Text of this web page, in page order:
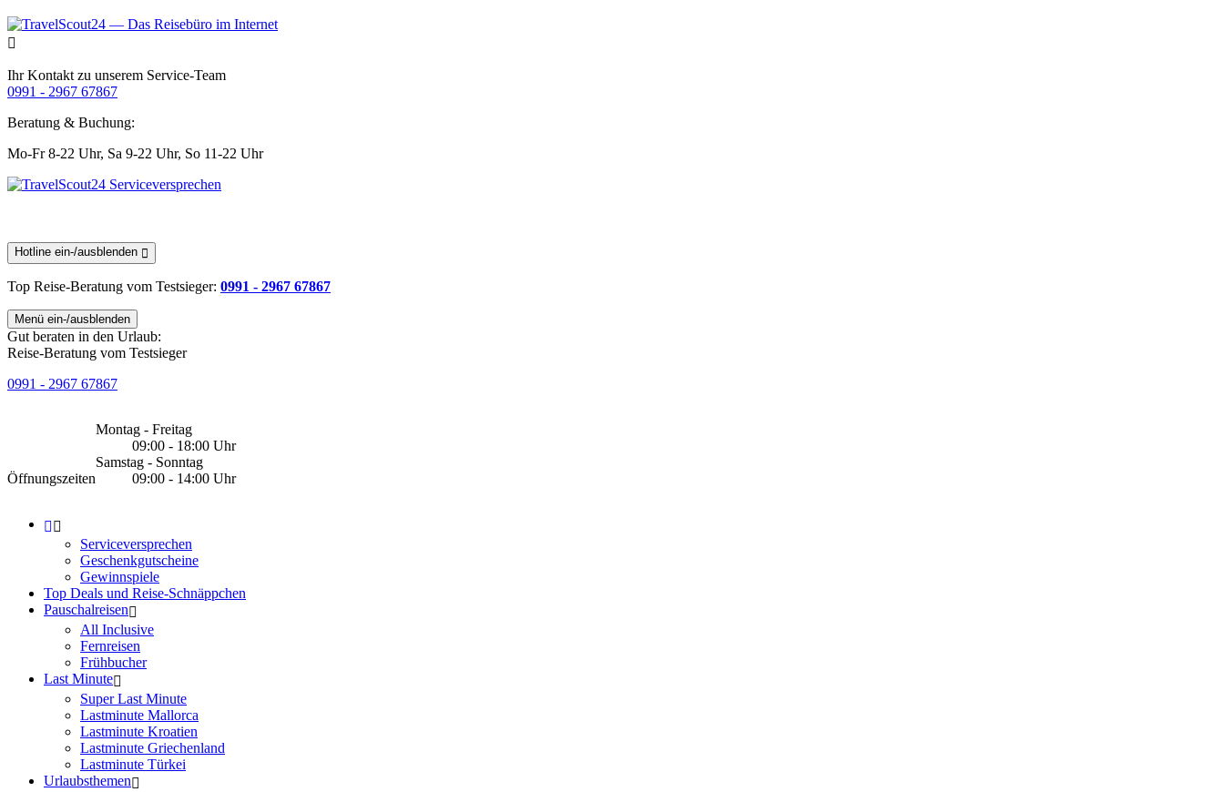
Ihr Kontakt zu unserem Service-Team
0991 - 2967 67867
Beratung & Buchung:
Mo-Fr 8-22 Uhr, Sa 9-22 Uhr, So 11-22 Uhr
Hotline ein-/ausblenden
Top Reise-Beratung vom Testsieger: 0991 - 2967 67867
Menü ein-/ausblenden
Gut beraten in den Urlaub:
Reise-Beratung vom Testsieger
0991 - 2967 67867
Öffnungszeiten
Montag - Freitag
09:00 - 18:00 Uhr
Samstag - Sonntag
09:00 - 14:00 Uhr
Serviceversprechen
Geschenkgutscheine
Gewinnspiele
Top Deals und Reise-Schnäppchen
Pauschalreisen
All Inclusive
Fernreisen
Frühbucher
Last Minute
Super Last Minute
Lastminute Mallorca
Lastminute Kroatien
Lastminute Griechenland
Lastminute Türkei
Urlaubsthemen